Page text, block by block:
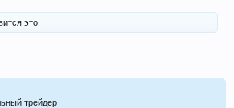
это.
трейдер